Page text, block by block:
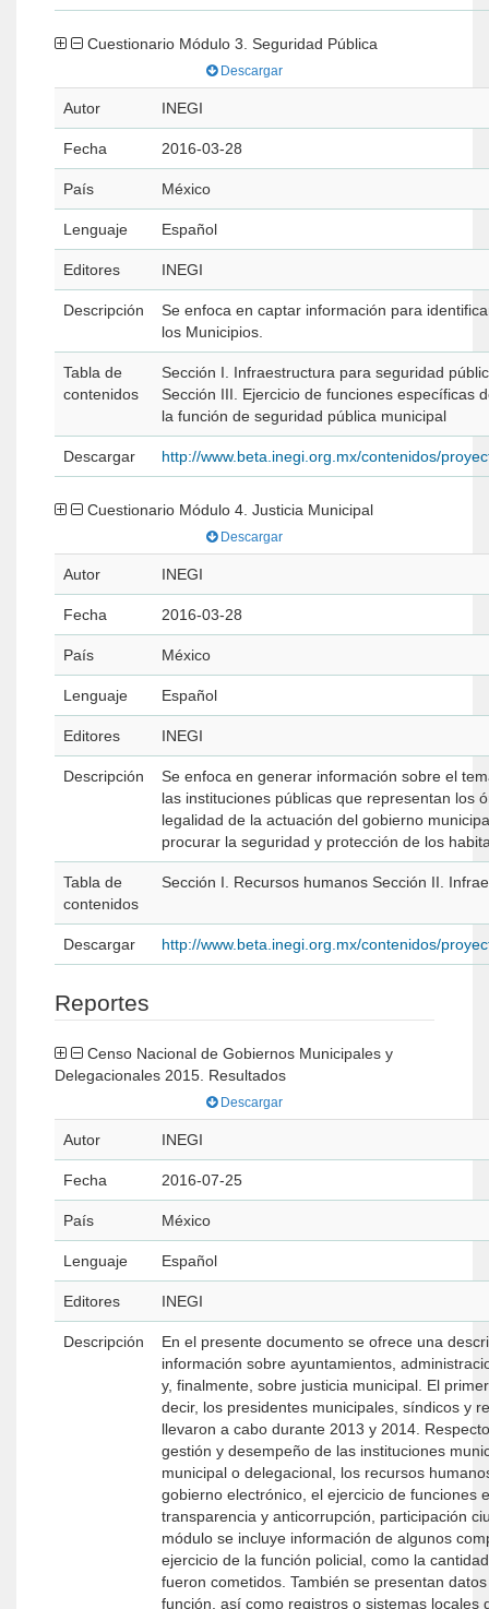
Cuestionario Módulo 3. Seguridad Pública
Descargar
Autor INEGI
Fecha 2016-03-28
País México
Lenguaje Español
Editores INEGI
Descripción
Se enfoca en captar información para
los Municipios.
Tabla de
contenidos
Sección I. Infraestructura para seguridad pública Sección II. Información estadística sobre la función de seguridad
Sección III. Ejercicio de funciones específicas
la función de seguridad pública municipal
Descargar http://www.beta.inegi.org.mx/contenidos/
Cuestionario Módulo 4. Justicia Municipal
Descargar
Autor INEGI
Fecha 2016-03-28
País México
Lenguaje Español
Editores INEGI
Descripción
Se enfoca en generar información sobre el
las instituciones públicas que representan los
legalidad de la actuación del gobierno
procurar la seguridad y protección de los
Tabla de
contenidos
Sección I. Recursos humanos Sección II.
Descargar http://www.beta.inegi.org.mx/contenidos/
Reportes
Delegacionales 2015. Resultados
Descargar
Autor INEGI
Fecha 2016-07-25
País México
Lenguaje Español
Editores INEGI
Descripción
En el presente documento se ofrece una
información sobre ayuntamientos, administraciones públicas municipales o delegacionales, seguridad pública en los municipios o delegaciones
y, finalmente, sobre justicia municipal. El
decir, los presidentes municipales, síndicos y
llevaron a cabo durante 2013 y 2014. Respecto del segundo módulo se ofrecen cifras de algunos elementos que ayudan a comprender la
gestión y desempeño de las instituciones
municipal o delegacional, los recursos
gobierno electrónico, el ejercicio de funciones
transparencia y anticorrupción, participación ciudadana,
módulo se incluye información de algunos
ejercicio de la función policial, como la
fueron cometidos. También se presentan
función, así como registros o sistemas locales de información en la materia. Por